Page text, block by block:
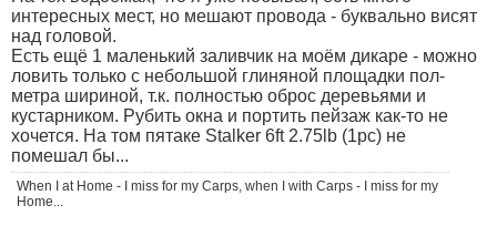
интересных мест, но мешают провода - буквально висят
над головой.
Есть ещё 1 маленький заливчик на моём дикаре - можно
ловить только с небольшой глиняной площадки пол-
метра шириной, т.к. полностью оброс деревьями и
кустарником. Рубить окна и портить пейзаж как-то не
хочется. На том пятаке Stalker 6ft 2.75lb (1pc) не
помешал бы...
When I at Home - I miss for my Carps, when I with Carps - I miss for my
Home...